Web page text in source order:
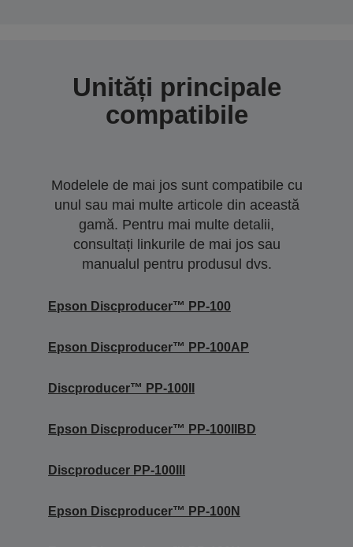
Unități principale
compatibile
Modelele de mai jos sunt compatibile cu
unul sau mai multe articole din această
gamă. Pentru mai multe detalii,
consultați linkurile de mai jos sau
manualul pentru produsul dvs.
Epson Discproducer™ PP-100
Epson Discproducer™ PP-100AP
Discproducer™ PP-100II
Epson Discproducer™ PP-100IIBD
Discproducer PP-100III
Epson Discproducer™ PP-100N